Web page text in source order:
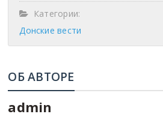
Категории:
Донские вести
ОБ АВТОРЕ
admin